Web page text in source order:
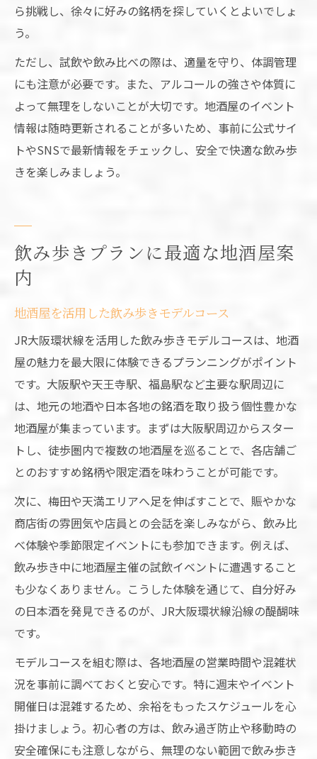
ら挑戦し、徐々に好みの銘柄を探していくとよいでしょ
う。
ただし、試飲や飲み比べの際は、適量を守り、体調管理
にも注意が必要です。また、アルコールの強さや体質に
よって無理をしないことが大切です。地酒屋のイベント
情報は随時更新されることが多いため、事前に公式サイ
トやSNSで最新情報をチェックし、安全で快適な飲み歩
きを楽しみましょう。
飲み歩きプランに最適な地酒屋案
内
地酒屋を活用した飲み歩きモデルコース
JR大阪環状線を活用した飲み歩きモデルコースは、地酒
屋の魅力を最大限に体験できるプランニングがポイント
です。大阪駅や天王寺駅、福島駅など主要な駅周辺に
は、地元の地酒や日本各地の銘酒を取り扱う個性豊かな
地酒屋が集まっています。まずは大阪駅周辺からスター
トし、徒歩圏内で複数の地酒屋を巡ることで、各店舗ご
とのおすすめ銘柄や限定酒を味わうことが可能です。
次に、梅田や天満エリアへ足を伸ばすことで、賑やかな
商店街の雰囲気や店員との会話を楽しみながら、飲み比
べ体験や季節限定イベントにも参加できます。例えば、
飲み歩き中に地酒屋主催の試飲イベントに遭遇すること
も少なくありません。こうした体験を通じて、自分好み
の日本酒を発見できるのが、JR大阪環状線沿線の醍醐味
です。
モデルコースを組む際は、各地酒屋の営業時間や混雑状
況を事前に調べておくと安心です。特に週末やイベント
開催日は混雑するため、余裕をもったスケジュールを心
掛けましょう。初心者の方は、飲み過ぎ防止や移動時の
安全確保にも注意しながら、無理のない範囲で飲み歩き